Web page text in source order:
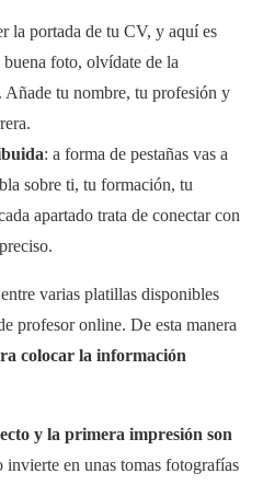
la portada de tu CV, y aquí es
foto, olvídate de la
tu nombre, tu profesión y
: a forma de pestañas vas a
sobre ti, tu formación, tu
apartado trata de conectar con
varias platillas disponibles
profesor online. De esta manera
colocar la información
y la primera impresión son
invierte en unas tomas fotografías